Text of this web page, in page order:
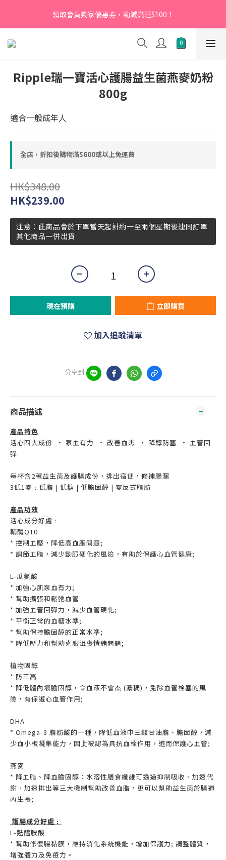
【新會員】即日起至2026月12月31日，首次下單輸入優惠碼
「NEW95」即可享95折
領取會員獨家優惠券，勁減高達$100！
【新會員】即日起至2026月12月31日，首次下單輸入優惠碼
「NEW95」即可享95折
Ripple瑞一寶活心護腸益生菌燕麥奶粉
800g
適合一般成年人
全店，折扣後購物滿$600或以上免運費
HK$348.00
HK$239.00
注意：此商品會於下單當天起計約一至兩個星期後連同訂單
其他商品一併出貨
現在預購 立即購買
加入追蹤清單
分享到
商品描述
產品特色
活心四大成份 ‧ 泵血有力 ‧ 改善血杰 ‧ 降醇防塞 ‧ 血管回
彈
每杯含2種益生菌及護腸成份，排出宿便，修補腸漏
3低1零﹕低脂 | 低糖 | 低膽固醇 | 零反式脂肪
產品功效
活心成分好處﹕
輔酶Q10
* 控制血壓，降低高血壓問題;
* 調節血脂，減少動脈硬化的風險，有助於保護心血管健康;
L-瓜氨酸
* 加強心肌泵血有力;
* 幫助擴張和鬆弛血管
* 加強血管回彈力，減少血管硬化;
* 平衡正常的血糖水準;
* 幫助保持膽固醇的正常水準;
* 降低壓力和幫助克服沮喪情緒問題;
植物固醇
* 防三高
* 降低體內壞膽固醇，令血液不會杰 (濃稠)，免除血管栓塞的風
險，有保護心血管作用;
DHA
* Omega-3 脂肪酸的一種，降低血液中三酸甘油脂、膽固醇，減
少血小板凝集能力，因此被認為具抗血栓作用，進而保護心血管;
燕麥
* 降血脂、降血膽固醇：水溶性膳食纖維可透過抑制吸收、加速代
謝、加速排出等三大機制幫助改善血脂，更可以幫助益生菌於腸道
內生長;
護腸成分好處﹕
L-麩醯胺酸
* 幫助修復腸黏膜，維持消化系統機能，增加保護力; 調整體質，
增強體力及免疫力。